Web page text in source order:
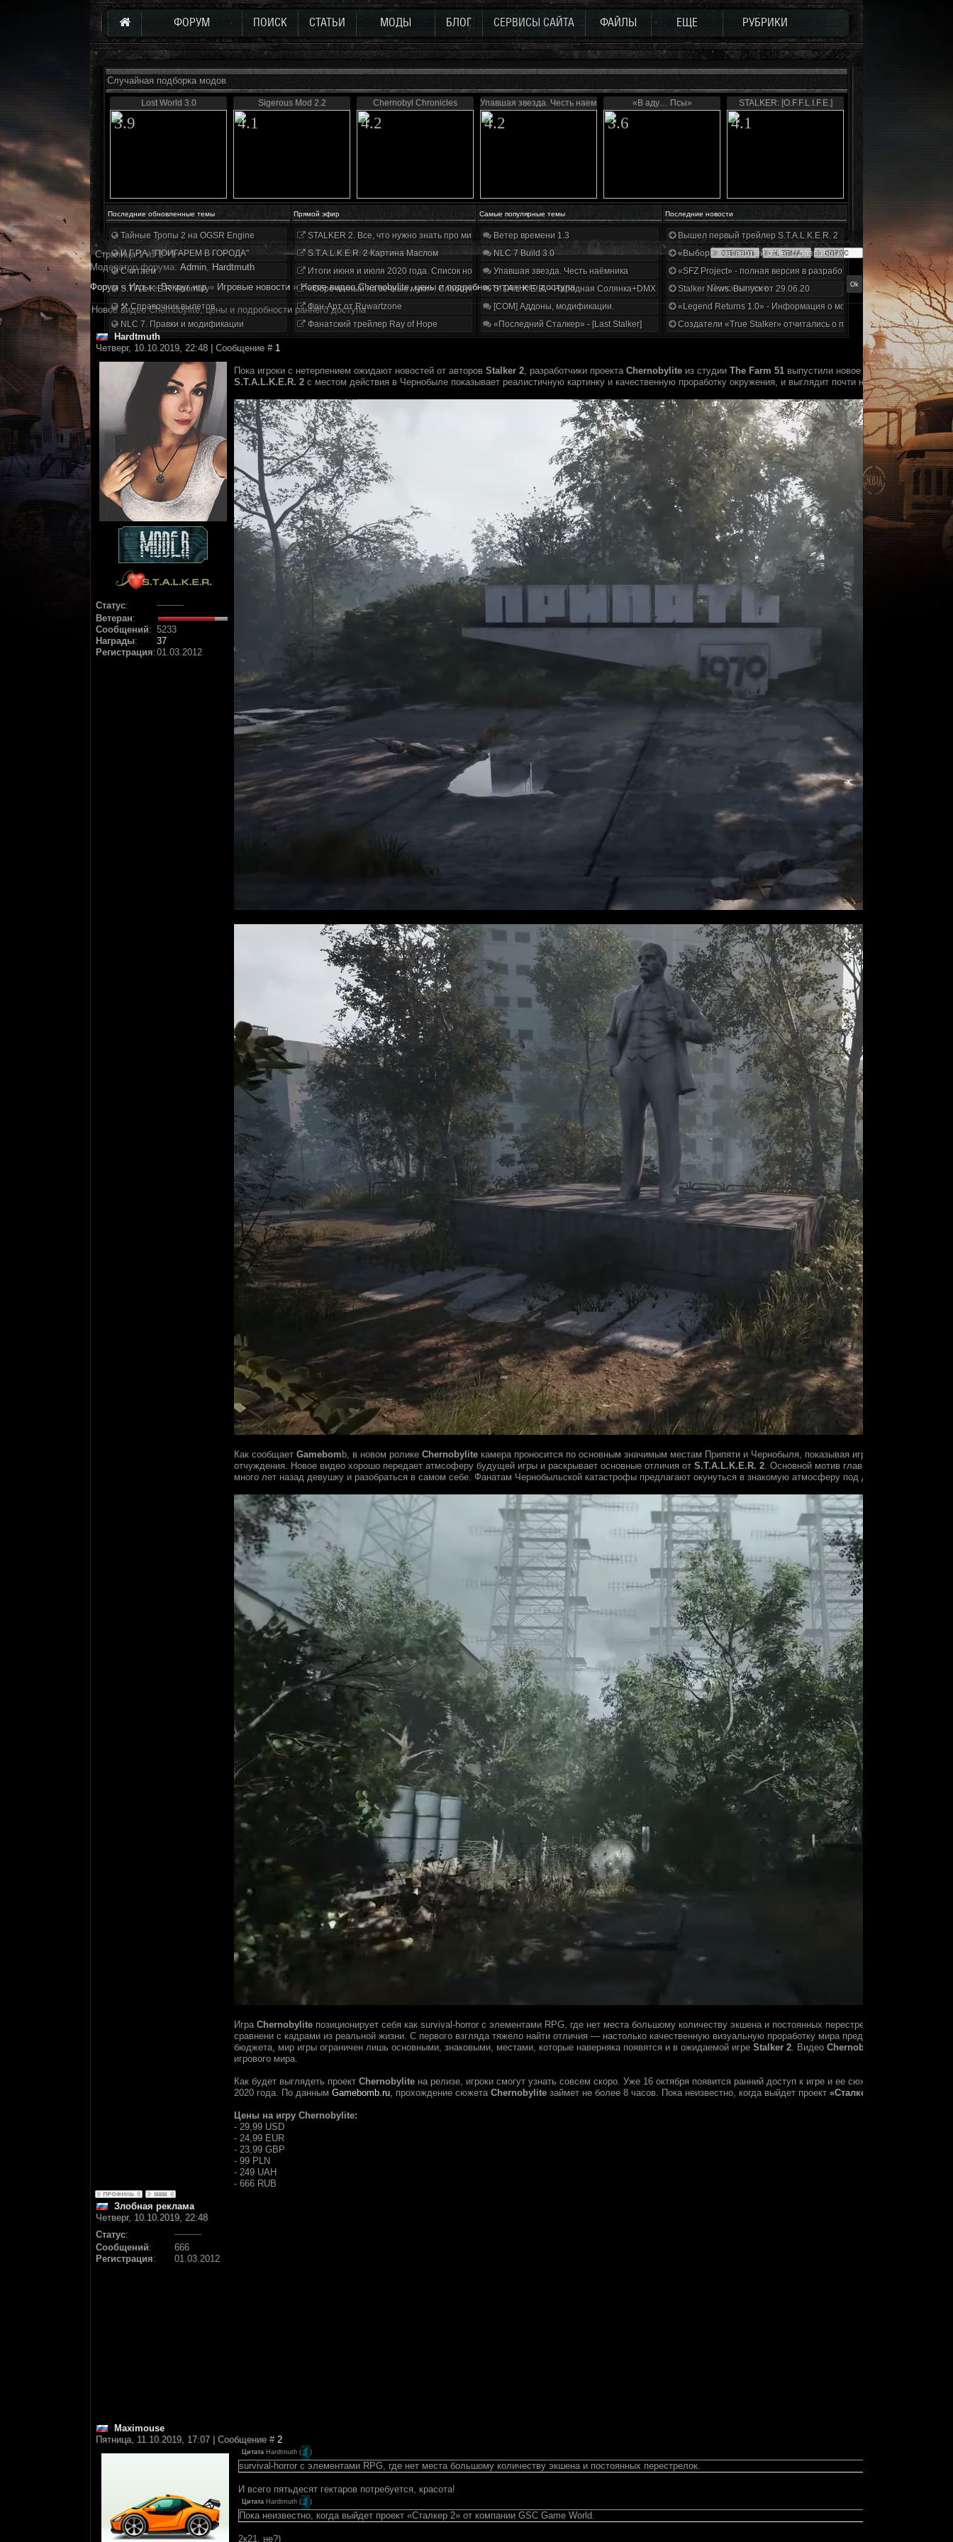
ФОРУМ ПОИСК СТАТЬИ МОДЫ БЛОГ СЕРВИСЫ САЙТА ФАЙЛЫ ЕЩЕ РУБРИКИ
Случайная подборка модов
Lost World 3.0
3.9
Sigerous Mod 2.2
4.1
Chernobyl Chronicles
4.2
Упавшая звезда. Честь наемника
4.2
«В аду… Псы»
3.6
STALKER: [O.F.F.L.I.F.E.]
4.1
Последние обновленные темы Прямой эфир Самые популярные темы Последние новости
Тайные Тропы 2 на OGSR Engine
И.Г.Р.А. "ПОИГАРЕМ В ГОРОДА"
Считаем
S.T.A.L.K.E.R. Anomaly
⚒ Справочник вылетов
NLC 7. Правки и модификации
STALKER 2. Все, что нужно знать про мир, геймплей и сюжет | Разбор трейлера
S.T.A.L.K.E.R. 2 Картина Маслом
Итоги июня и июля 2020 года. Список нововведений
«Обречённый на вечные муки». Слабоумие и отвага
Фан-Арт от Ruwartzone
Фанатский трейлер Ray of Hope
Ветер времени 1.3
NLC 7 Build 3.0
Упавшая звезда. Честь наёмника
S.T.A.L.K.E.R. - Народная Солянка+DMX 1.3.5.ООП.МА.К.
[COM] Аддоны, модификации.
«Последний Сталкер» - [Last Stalker]
Вышел первый трейлер S.T.A.L.K.E.R. 2
«Выбор» - четвертый отчет о разработке!
«SFZ Project» - полная версия в разработке!
Stalker News. Выпуск от 29.06.20
«Legend Returns 1.0» - Информация о моде за июнь 2020
Создатели «True Stalker» отчитались о проделанной работе
Страница1из1
1
Модератор форума: Аdmin, Hardtmuth
Форум » Игры » Вокруг игр » Игровые новости » Новое видео Chernobylite, цены и подробности раннего доступа
Новое видео Chernobylite, цены и подробности раннего доступа
Hardtmuth
Четверг, 10.10.2019, 22:48 | Сообщение # 1
Статус:
Ветеран:
Сообщений: 5233
Награды:
37
Регистрация:01.03.2012
Пока игроки с нетерпением ожидают новостей от авторов Stalker 2, разработчики проекта Chernobylite из студии The Farm 51 выпустили новое видео,
S.T.A.L.K.E.R. 2 с местом действия в Чернобыле показывает реалистичную картинку и качественную проработку окружения, и выглядит почти неотличимо от
Как сообщает Gamebom b, в новом ролике Chernobylite камера проносится по основным значимым местам Припяти и Чернобыля, показывая игровые локации в
отчуждения. Новое видео хорошо передает атмсоферу будущей игры и раскрывает основные отличия от S.T.A.L.K.E.R. 2. Основной мотив главного героя
много лет назад девушку и разобраться в самом себе. Фанатам Чернобыльской катастрофы предлагают окунуться в знакомую атмосферу под другим ракурсом.
Игра Chernobylite позиционирует себя как survival-horror с элементами RPG, где нет места большому количеству экшена и постоянных перестрелок. В трейлере
сравнени с кадрами из реальной жизни. С первого взгляда тяжело найти отличия — настолько качественную визуальную проработку мира предлагают
бюджета, мир игры ограничен лишь основными, знаковыми, местами, которые наверняка появятся и в ожидаемой игре Stalker 2. Видео Chernobylite
игрового мира.
Как будет выглядеть проект Chernobylite на релизе, игроки смогут узнать совсем скоро. Уже 16 октября появится ранний доступ к игре и ее сюжетной части, а
2020 года. По данным Gamebomb.ru, прохождение сюжета Chernobylite займет не более 8 часов. Пока неизвестно, когда выйдет проект «Сталкер 2»
Цены на игру Chernobylite:
- 29,99 USD
- 24,99 EUR
- 23,99 GBP
- 99 PLN
- 249 UAH
- 666 RUB
Злобная реклама
Четверг, 10.10.2019, 22:48
Статус:
Сообщений:
666
Регистрация: 01.03.2012
Maximouse
Пятница, 11.10.2019, 17:07 | Сообщение # 2
Цитата Hardtmuth ( )
survival-horror с элементами RPG, где нет места большому количеству экшена и постоянных перестрелок.
И всего пятьдесят гектаров потребуется, красота!
Цитата Hardtmuth ( )
Пока неизвестно, когда выйдет проект «Сталкер 2» от компании GSC Game World.
2к21, не?)